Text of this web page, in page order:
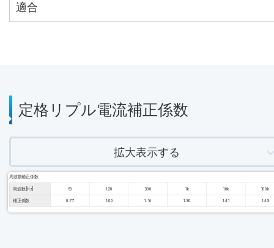
適合
定格リプル電流補正係数
拡大表示する
周波数補正係数
周波数 [Hz] 50 120 300 1k 10k 100k
補正係数 0.77 1.00 1.16 1.30 1.41 1.43